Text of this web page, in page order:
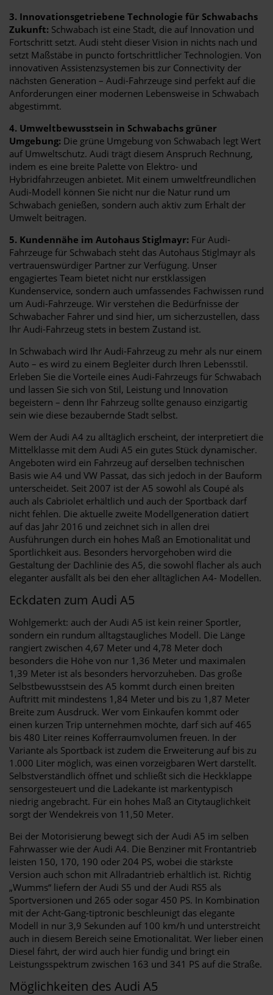
3. Innovationsgetriebene Technologie für Schwabachs
Zukunft: Schwabach ist eine Stadt, die auf Innovation und
Fortschritt setzt. Audi steht dieser Vision in nichts nach und
setzt Maßstäbe in puncto fortschrittlicher Technologien. Von
innovativen Assistenzsystemen bis zur Connectivity der
nächsten Generation – Audi-Fahrzeuge sind perfekt auf die
Anforderungen einer modernen Lebensweise in Schwabach
abgestimmt.
4. Umweltbewusstsein in Schwabachs grüner
Umgebung: Die grüne Umgebung von Schwabach legt Wert
auf Umweltschutz. Audi trägt diesem Anspruch Rechnung,
indem es eine breite Palette von Elektro- und
Hybridfahrzeugen anbietet. Mit einem umweltfreundlichen
Audi-Modell können Sie nicht nur die Natur rund um
Schwabach genießen, sondern auch aktiv zum Erhalt der
Umwelt beitragen.
5. Kundennähe im Autohaus Stiglmayr: Für Audi-
Fahrzeuge für Schwabach steht das Autohaus Stiglmayr als
vertrauenswürdiger Partner zur Verfügung. Unser
engagiertes Team bietet nicht nur erstklassigen
Kundenservice, sondern auch umfassendes Fachwissen rund
um Audi-Fahrzeuge. Wir verstehen die Bedürfnisse der
Schwabacher Fahrer und sind hier, um sicherzustellen, dass
Ihr Audi-Fahrzeug stets in bestem Zustand ist.
In Schwabach wird Ihr Audi-Fahrzeug zu mehr als nur einem
Auto – es wird zu einem Begleiter durch Ihren Lebensstil.
Erleben Sie die Vorteile eines Audi-Fahrzeugs für Schwabach
und lassen Sie sich von Stil, Leistung und Innovation
begeistern – denn Ihr Fahrzeug sollte genauso einzigartig
sein wie diese bezaubernde Stadt selbst.
Wem der Audi A4 zu alltäglich erscheint, der interpretiert die
Mittelklasse mit dem Audi A5 ein gutes Stück dynamischer.
Angeboten wird ein Fahrzeug auf derselben technischen
Basis wie A4 und VW Passat, das sich jedoch in der Bauform
unterscheidet. Seit 2007 ist der A5 sowohl als Coupé als
auch als Cabriolet erhältlich und auch der Sportback darf
nicht fehlen. Die aktuelle zweite Modellgeneration datiert
auf das Jahr 2016 und zeichnet sich in allen drei
Ausführungen durch ein hohes Maß an Emotionalität und
Sportlichkeit aus. Besonders hervorgehoben wird die
Gestaltung der Dachlinie des A5, die sowohl flacher als auch
eleganter ausfällt als bei den eher alltäglichen A4- Modellen.
Eckdaten zum Audi A5
Wohlgemerkt: auch der Audi A5 ist kein reiner Sportler,
sondern ein rundum alltagstaugliches Modell. Die Länge
rangiert zwischen 4,67 Meter und 4,78 Meter doch
besonders die Höhe von nur 1,36 Meter und maximalen
1,39 Meter ist als besonders hervorzuheben. Das große
Selbstbewusstsein des A5 kommt durch einen breiten
Auftritt mit mindestens 1,84 Meter und bis zu 1,87 Meter
Breite zum Ausdruck. Wer vom Einkaufen kommt oder
einen kurzen Trip unternehmen möchte, darf sich auf 465
bis 480 Liter reines Kofferraumvolumen freuen. In der
Variante als Sportback ist zudem die Erweiterung auf bis zu
1.000 Liter möglich, was einen vorzeigbaren Wert darstellt.
Selbstverständlich öffnet und schließt sich die Heckklappe
sensorgesteuert und die Ladekante ist markentypisch
niedrig angebracht. Für ein hohes Maß an Citytauglichkeit
sorgt der Wendekreis von 11,50 Meter.
Bei der Motorisierung bewegt sich der Audi A5 im selben
Fahrwasser wie der Audi A4. Die Benziner mit Frontantrieb
leisten 150, 170, 190 oder 204 PS, wobei die stärkste
Version auch schon mit Allradantrieb erhältlich ist. Richtig
„Wumms“ liefern der Audi S5 und der Audi RS5 als
Sportversionen und 265 oder sogar 450 PS. In Kombination
mit der Acht-Gang-tiptronic beschleunigt das elegante
Modell in nur 3,9 Sekunden auf 100 km/h und unterstreicht
auch in diesem Bereich seine Emotionalität. Wer lieber einen
Diesel fährt, der wird auch hier fündig und bringt ein
Leistungsspektrum zwischen 163 und 341 PS auf die Straße.
Möglichkeiten des Audi A5